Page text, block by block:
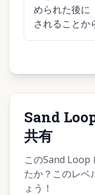
められた後に
されることか
Sand
共有
このSand Loop
たか？このレベ
ょう！